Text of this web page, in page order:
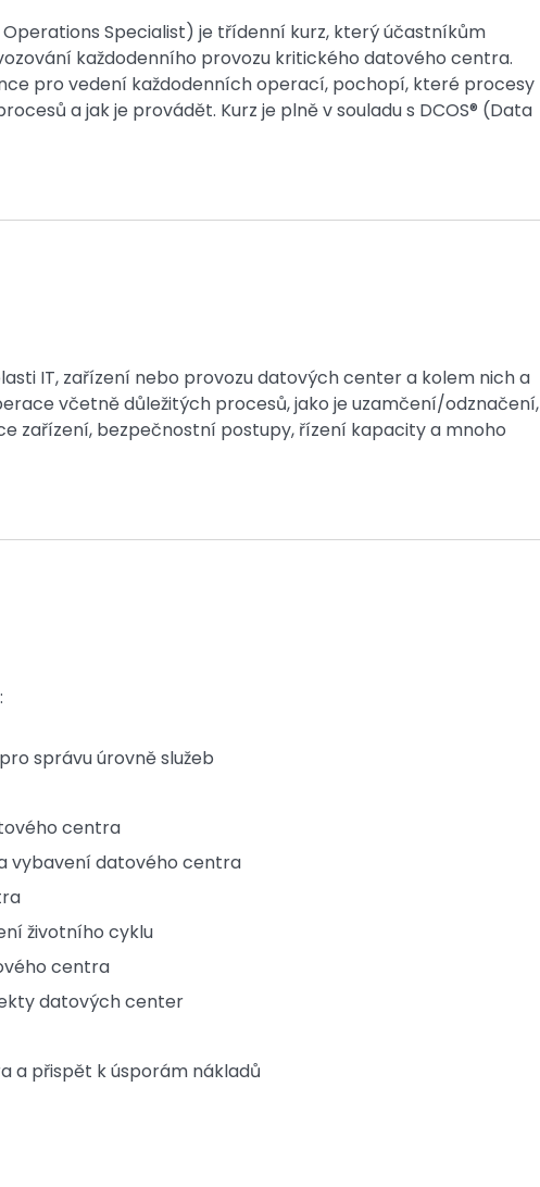
Operations Specialist) je třídenní kurz, který účastníkům
každodenního provozu kritického datového centra.
pro vedení každodenních operací, pochopí, které procesy
a jak je provádět. Kurz je plně v souladu s DCOS® (Data
IT, zařízení nebo provozu datových center a kolem nich a
včetně důležitých procesů, jako je uzamčení/odznačení,
zařízení, bezpečnostní postupy, řízení kapacity a mnoho
správu úrovně služeb
centra
vybavení datového centra
životního cyklu
centra
datových center
a přispět k úsporám nákladů